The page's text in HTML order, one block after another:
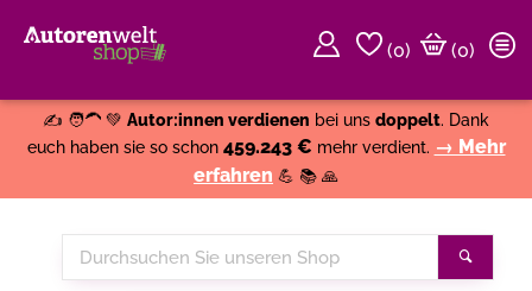
(0)
(0)
✍️ 🧑‍🦱 💚 Autor:innen verdienen bei uns doppelt. Dank
euch haben sie so schon 459.243 € mehr verdient. → Mehr
erfahren 💪 📚 🙏
Durchsuchen
Sie